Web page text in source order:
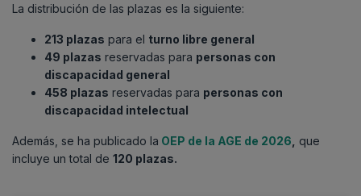
La distribución de las plazas es la siguiente:
213 plazas para el turno libre general
49 plazas reservadas para personas con
discapacidad general
458 plazas reservadas para personas con
discapacidad intelectual
Además, se ha publicado la OEP de la AGE de 2026
que
incluye un total de 120 plazas.